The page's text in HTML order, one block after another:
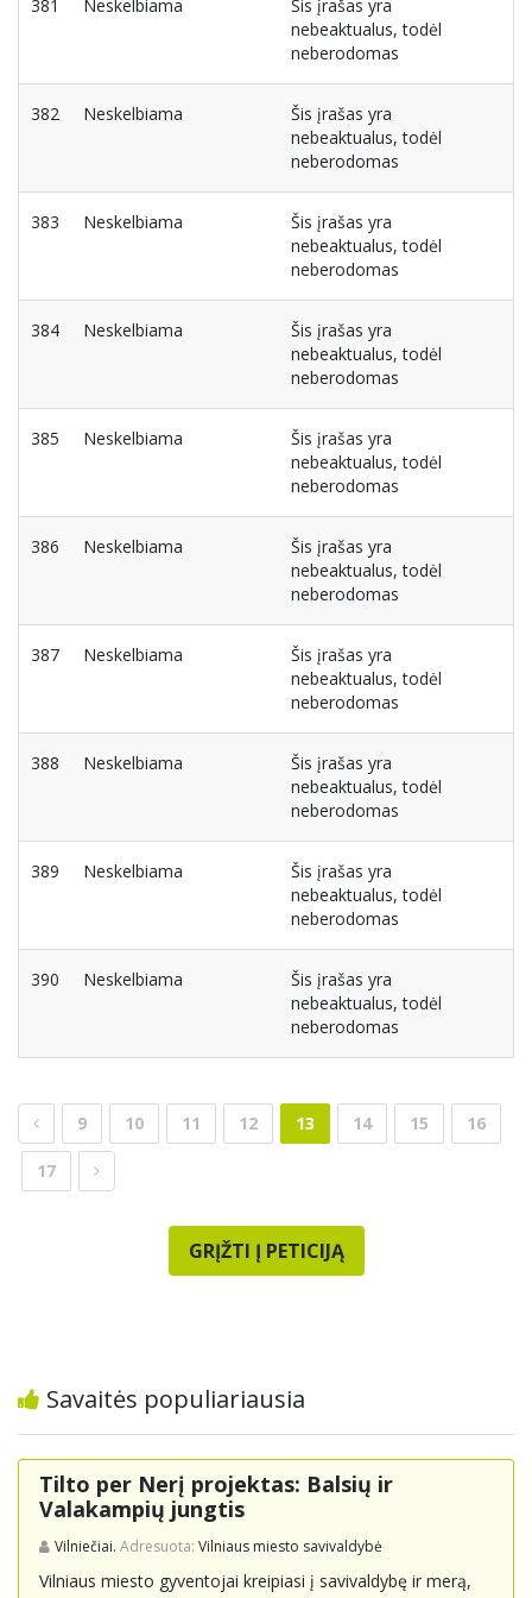
381 Neskelbiama
Šis įrašas yra
nebeaktualus, todėl
neberodomas
382 Neskelbiama
Šis įrašas yra
nebeaktualus, todėl
neberodomas
383 Neskelbiama
Šis įrašas yra
nebeaktualus, todėl
neberodomas
384 Neskelbiama
Šis įrašas yra
nebeaktualus, todėl
neberodomas
385 Neskelbiama
Šis įrašas yra
nebeaktualus, todėl
neberodomas
386 Neskelbiama
Šis įrašas yra
nebeaktualus, todėl
neberodomas
387 Neskelbiama
Šis įrašas yra
nebeaktualus, todėl
neberodomas
388 Neskelbiama
Šis įrašas yra
nebeaktualus, todėl
neberodomas
389 Neskelbiama
Šis įrašas yra
nebeaktualus, todėl
neberodomas
390 Neskelbiama
Šis įrašas yra
nebeaktualus, todėl
neberodomas
9 10 11 12 13 14 15 16
17
GRĮŽTI Į PETICIJĄ
Savaitės populiariausia
Tilto per Nerį projektas: Balsių ir
Valakampių jungtis
Vilniečiai. Adresuota: Vilniaus miesto savivaldybė
Vilniaus miesto gyventojai kreipiasi į savivaldybę ir merą,